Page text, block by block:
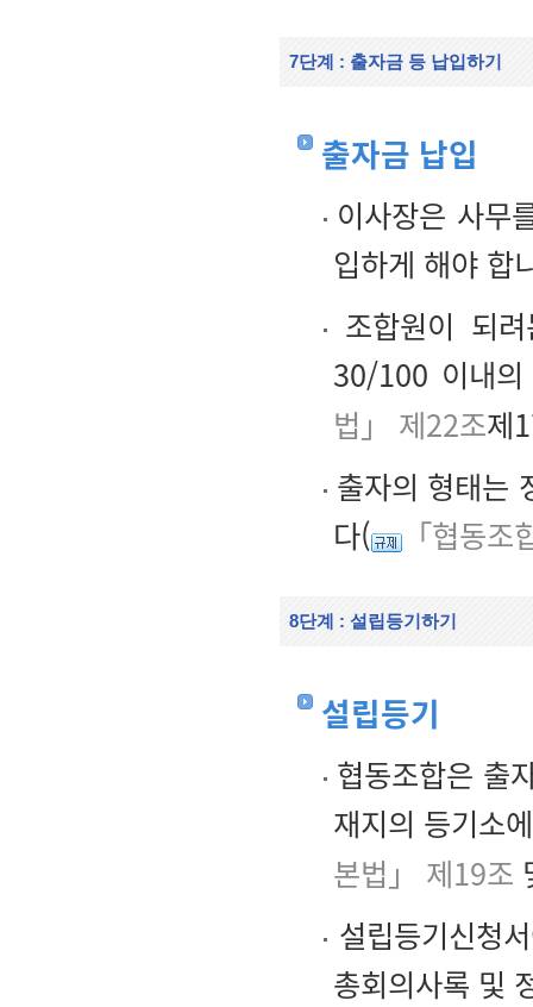
7단계 : 출자금 등 납입하기
출자금 납입
이사장은 사무
입하게 해야 합
조합원이 되
30/100 이내
법」 제22조제
출자의 형태는
다(
「협동
8단계 : 설립등기하기
설립등기
협동조합은 출
재지의 등기소
본법」 제19조
설립등기신청
총회의사록 및